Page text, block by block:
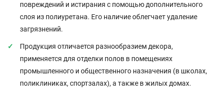
повреждений и истирания с помощью дополнительного
слоя из полиуретана. Его наличие облегчает удаление
загрязнений.
Продукция отличается разнообразием декора,
применяется для отделки полов в помещениях
промышленного и общественного назначения (в школах,
поликлиниках, спортзалах), а также в жилых домах.